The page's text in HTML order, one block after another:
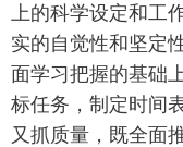
上的科学设定和工
实的自觉性和坚定
面学习把握的基础
标任务，制定时间
又抓质量，既全面